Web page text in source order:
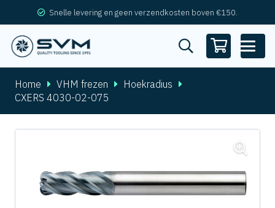
Snelle levering en geen verzendkosten boven €150.
Home VHM frezen
Hoekradius
CXERS 4030-02-075